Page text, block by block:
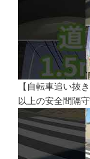
【自転車追い抜
以上の安全間隔